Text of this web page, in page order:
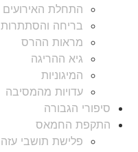
התחלת האירועים
בריחה והסתתרות
מראות ההרס
גיא ההריגה
המיגוניות
עדויות מהמסיבה
סיפורי הגבורה
התקפת החמאס
פלישת תושבי עזה